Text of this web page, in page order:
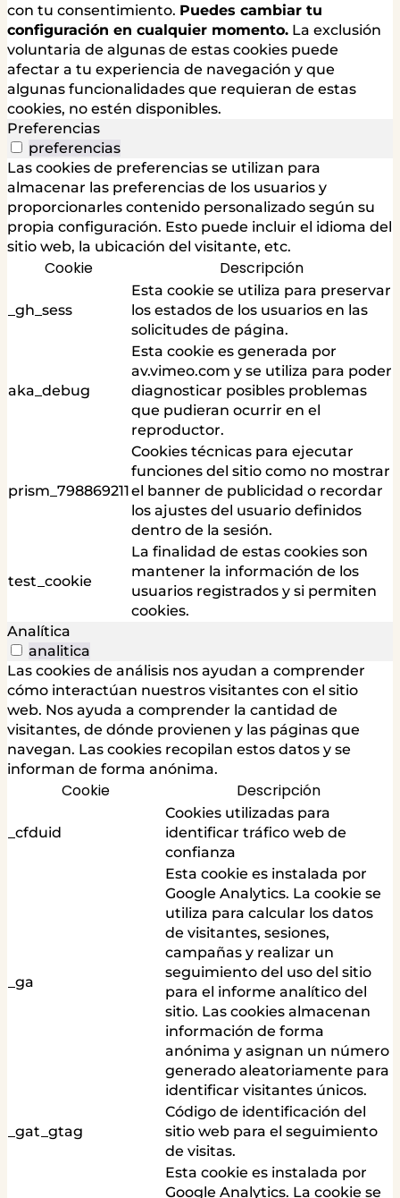
con tu consentimiento. Puedes cambiar tu
configuración en cualquier momento. La exclusión
voluntaria de algunas de estas cookies puede
afectar a tu experiencia de navegación y que
algunas funcionalidades que requieran de estas
cookies, no estén disponibles.
Preferencias
preferencias
Las cookies de preferencias se utilizan para
almacenar las preferencias de los usuarios y
proporcionarles contenido personalizado según su
propia configuración. Esto puede incluir el idioma del
sitio web, la ubicación del visitante, etc.
Cookie Descripción
_gh_sess
Esta cookie se utiliza para preservar
los estados de los usuarios en las
solicitudes de página.
aka_debug
Esta cookie es generada por
av.vimeo.com y se utiliza para poder
diagnosticar posibles problemas
que pudieran ocurrir en el
reproductor.
prism_798869211
Cookies técnicas para ejecutar
funciones del sitio como no mostrar
el banner de publicidad o recordar
los ajustes del usuario definidos
dentro de la sesión.
test_cookie
La finalidad de estas cookies son
mantener la información de los
usuarios registrados y si permiten
cookies.
Analítica
analitica
Las cookies de análisis nos ayudan a comprender
cómo interactúan nuestros visitantes con el sitio
web. Nos ayuda a comprender la cantidad de
visitantes, de dónde provienen y las páginas que
navegan. Las cookies recopilan estos datos y se
informan de forma anónima.
Cookie Descripción
_cfduid
Cookies utilizadas para
identificar tráfico web de
confianza
_ga
Esta cookie es instalada por
Google Analytics. La cookie se
utiliza para calcular los datos
de visitantes, sesiones,
campañas y realizar un
seguimiento del uso del sitio
para el informe analítico del
sitio. Las cookies almacenan
información de forma
anónima y asignan un número
generado aleatoriamente para
identificar visitantes únicos.
_gat_gtag
Código de identificación del
sitio web para el seguimiento
de visitas.
Esta cookie es instalada por
Google Analytics. La cookie se